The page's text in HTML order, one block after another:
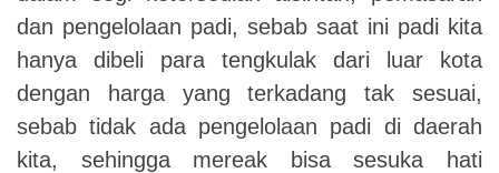
dan pengelolaan padi, sebab saat ini padi kita
hanya dibeli para tengkulak dari luar kota
dengan harga yang terkadang tak sesuai,
sebab tidak ada pengelolaan padi di daerah
kita, sehingga mereak bisa sesuka hati